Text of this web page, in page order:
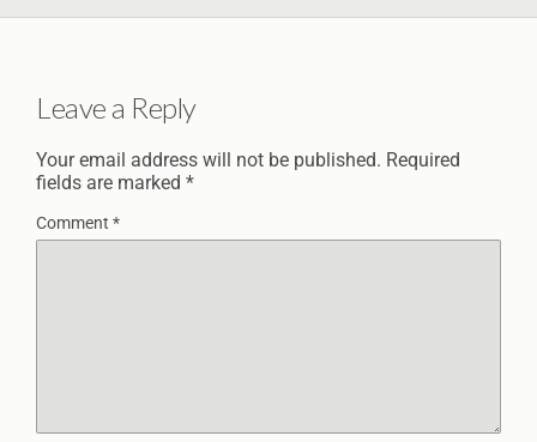
Leave a Reply
Your email address will not be published. Required
fields are marked *
Comment *